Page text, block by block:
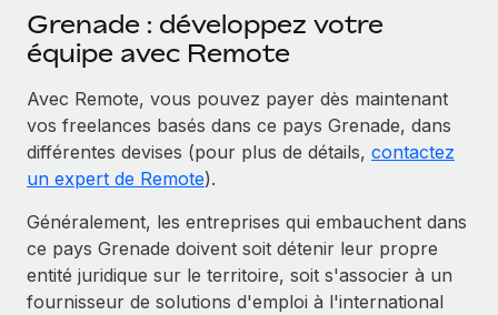
Grenade : développez votre
équipe avec Remote
Avec Remote, vous pouvez payer dès maintenant
vos freelances basés dans ce pays Grenade, dans
différentes devises (pour plus de détails, contactez
un expert de Remote).
Généralement, les entreprises qui embauchent dans
ce pays Grenade doivent soit détenir leur propre
entité juridique sur le territoire, soit s'associer à un
fournisseur de solutions d'emploi à l'international